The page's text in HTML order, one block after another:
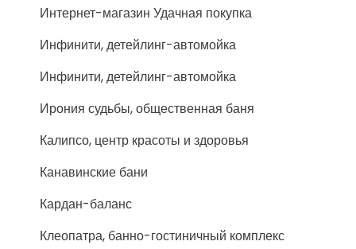
Интернет-магазин Удачная покупка
Инфинити, детейлинг-автомойка
Инфинити, детейлинг-автомойка
Ирония судьбы, общественная баня
Калипсо, центр красоты и здоровья
Канавинские бани
Кардан-баланс
Клеопатра, банно-гостиничный комплекс